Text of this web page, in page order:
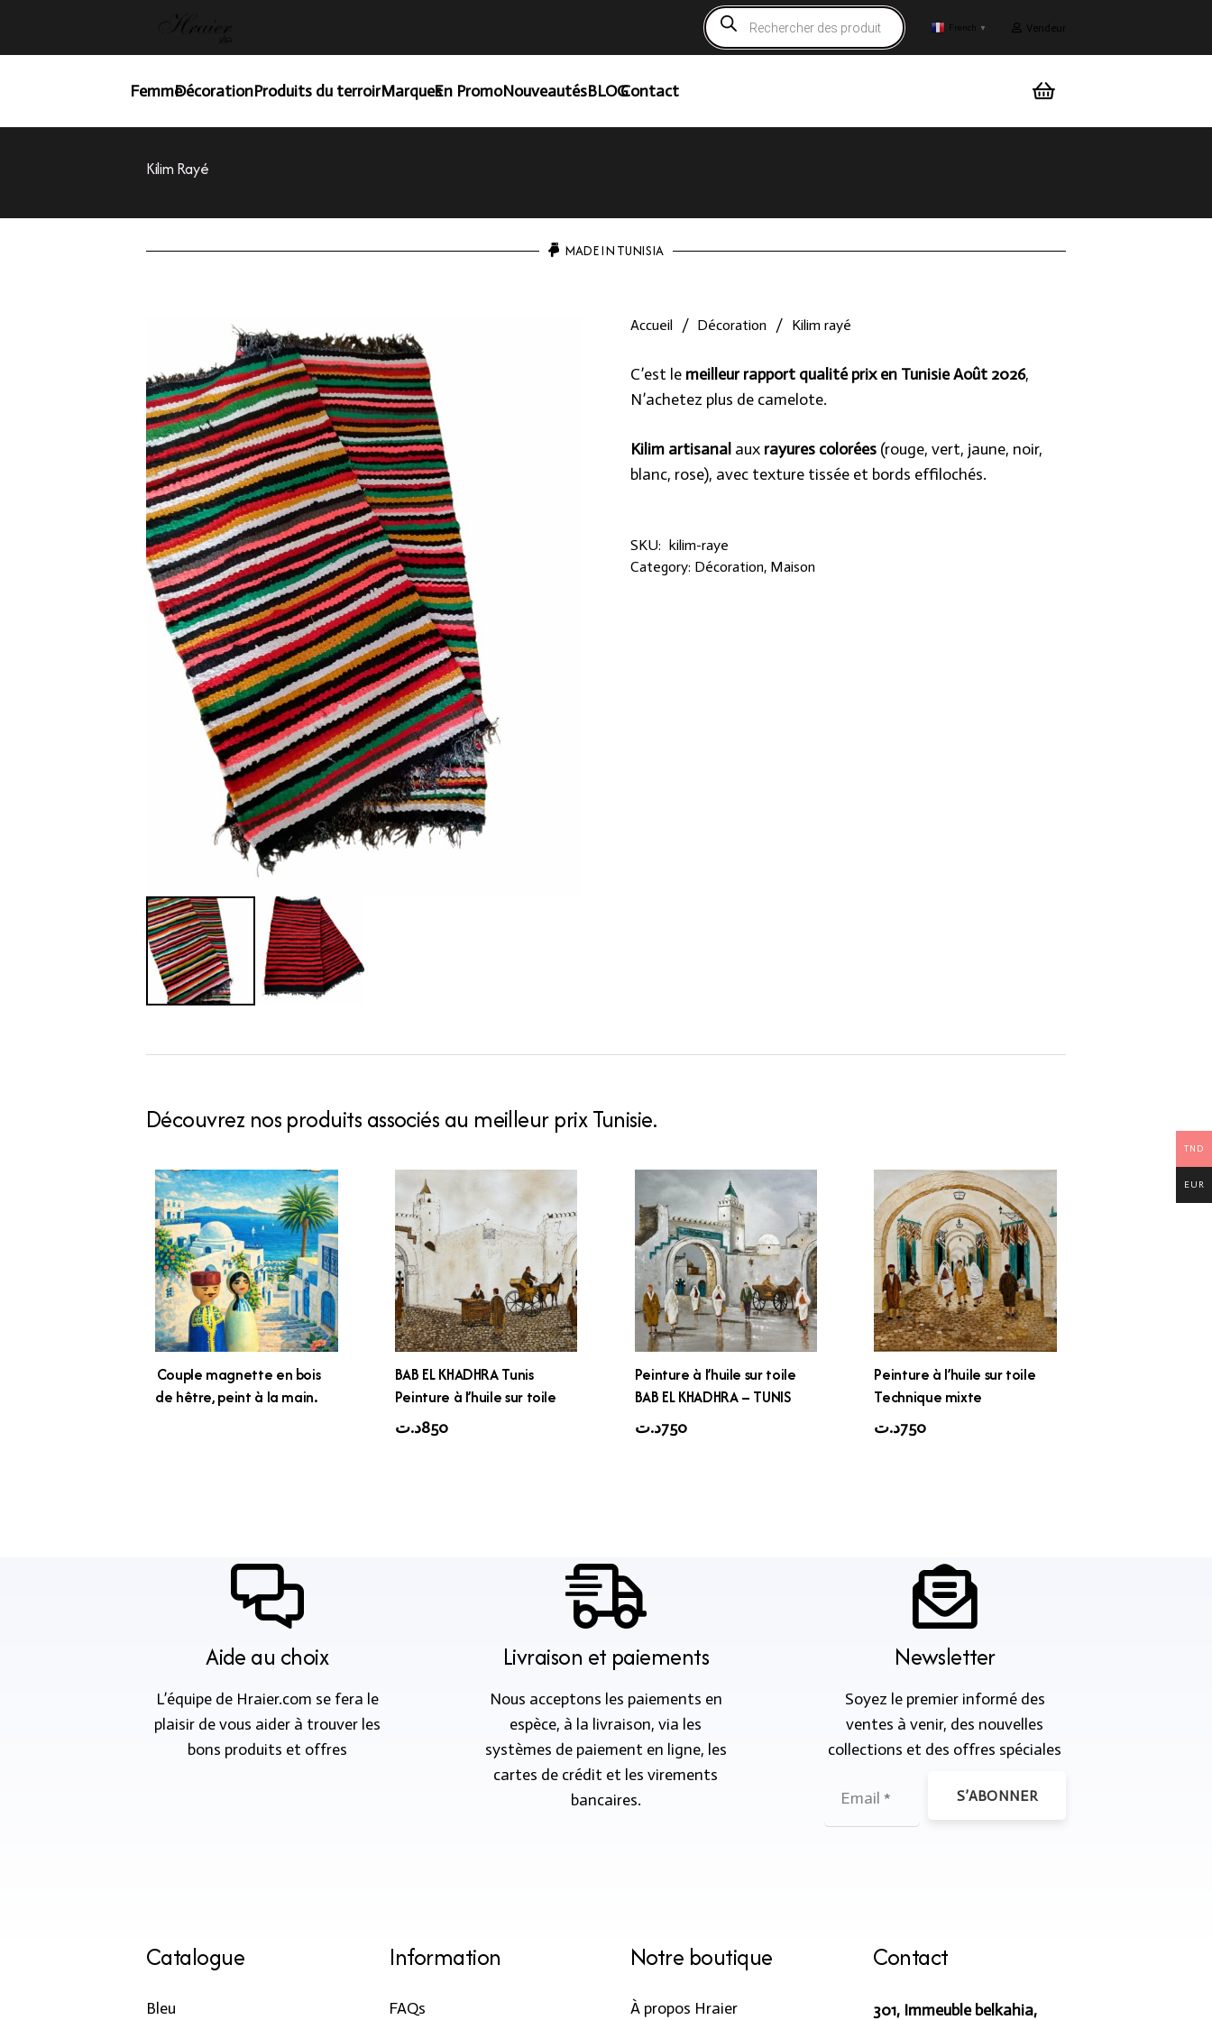
Recherche
de
produits
French ▼ Vendeur
FemmeDécorationProduits du terroirMarquesEn PromoNouveautésBLOGContact
Kilim Rayé
MADE IN TUNISIA
Accueil / Décoration / Kilim rayé
C’est le meilleur rapport qualité prix en Tunisie Août 2026,
N’achetez plus de camelote.
Kilim artisanal aux rayures colorées (rouge, vert, jaune, noir,
blanc, rose), avec texture tissée et bords effilochés.
SKU: kilim-raye
Category: Décoration, Maison
Découvrez nos produits associés au meilleur prix Tunisie.
Couple magnette en bois
de hêtre, peint à la main.
BAB EL KHADHRA Tunis
Peinture à l’huile sur toile
850د.ت
Peinture à l’huile sur toile
BAB EL KHADHRA – TUNIS
750د.ت
Peinture à l’huile sur toile
Technique mixte
750د.ت
Aide au choix
L’équipe de Hraier.com se fera le
plaisir de vous aider à trouver les
bons produits et offres
Livraison et paiements
Nous acceptons les paiements en
espèce, à la livraison, via les
systèmes de paiement en ligne, les
cartes de crédit et les virements
bancaires.
Newsletter
Soyez le premier informé des
ventes à venir, des nouvelles
collections et des offres spéciales
S’ABONNER
Catalogue
Bleu
Information
FAQs
Notre boutique
À propos Hraier
Contact
301, Immeuble belkahia,
TND
EUR